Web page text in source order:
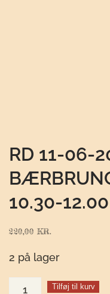
RD 11-06-
10.30-12.00
220,00 KR.
2 på lager
Tilføj til kurv